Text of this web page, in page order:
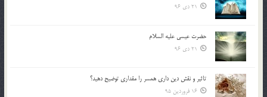
21 دی 96
حضرت عیسی علیه السلام
21 دی 96
تاثير و نقش دين داري همسر را مقداري توضيح دهيد؟
16 فروردین 95